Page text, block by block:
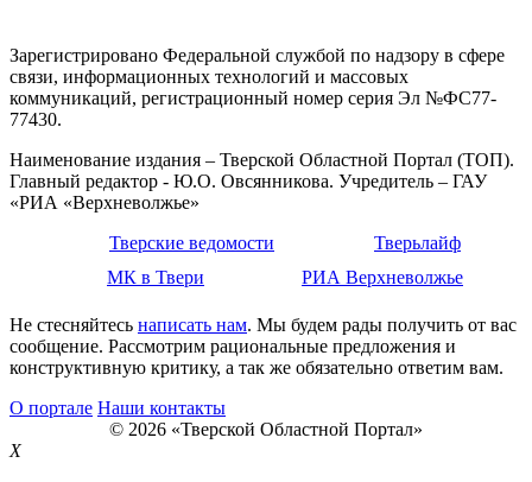
Зарегистрировано Федеральной службой по надзору в сфере
связи, информационных технологий и массовых
коммуникаций, регистрационный номер серия Эл №ФС77-
77430.
Наименование издания – Тверской Областной Портал (ТОП).
Главный редактор - Ю.О. Овсянникова. Учредитель – ГАУ
«РИА «Верхневолжье»
Тверские ведомости
Тверьлайф
МК в Твери
РИА Верхневолжье
Не стесняйтесь написать нам. Мы будем рады получить от вас
сообщение. Рассмотрим рациональные предложения и
конструктивную критику, а так же обязательно ответим вам.
О портале Наши контакты
© 2026 «Тверской Областной Портал»
X